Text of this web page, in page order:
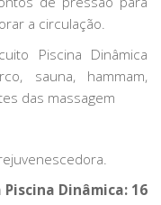
a circulação.
Piscina Dinâmica
sauna, hammam,
das massagem
Dinâmica: 16